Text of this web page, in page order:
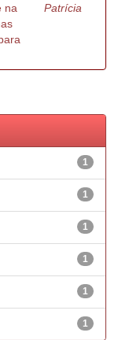
na
Patrícia
1
1
1
1
1
1